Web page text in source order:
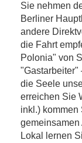
Sie nehmen
Berliner
andere
die Fahrt
Polonia" von
"Gastarbeiter"
die Seele
erreichen Sie
inkl.) kommen
Lokal lernen